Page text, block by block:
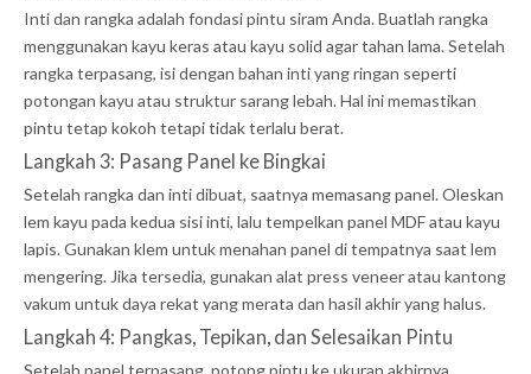
Inti dan rangka adalah fondasi pintu siram Anda. Buatlah rangka
menggunakan kayu keras atau kayu solid agar tahan lama. Setelah
rangka terpasang, isi dengan bahan inti yang ringan seperti
potongan kayu atau struktur sarang lebah. Hal ini memastikan
pintu tetap kokoh tetapi tidak terlalu berat.
Langkah 3: Pasang Panel ke Bingkai
Setelah rangka dan inti dibuat, saatnya memasang panel. Oleskan
lem kayu pada kedua sisi inti, lalu tempelkan panel MDF atau kayu
lapis. Gunakan klem untuk menahan panel di tempatnya saat lem
mengering. Jika tersedia, gunakan alat press veneer atau kantong
vakum untuk daya rekat yang merata dan hasil akhir yang halus.
Langkah 4: Pangkas, Tepikan, dan Selesaikan Pintu
Setelah panel terpasang, potong pintu ke ukuran akhirnya